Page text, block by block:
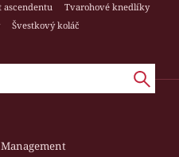
ascendentu
Tvarohové knedlíky
Švestkový koláč
Management